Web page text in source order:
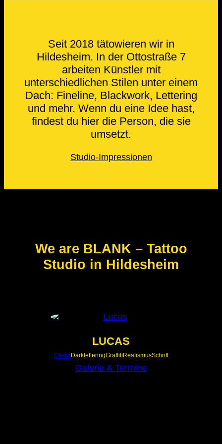
Seit 2018 tätowieren wir in
Hildesheim. In der Ottostraße 7
arbeiten Künstler mit
unterschiedlichen Stilen unter einem
Dach: Fineline, Blackwork, Lettering
und mehr. Wenn du eine Idee hast,
findest du hier die Person, die sie
umsetzt.
Studio-Impressionen
We are BLANK – Tattoo
Studio in Hildesheim
LUCAS
ComicDarkletteringGraffitiRealismusSchrift
Galerie & Termine